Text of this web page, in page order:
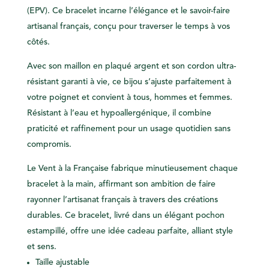
(EPV). Ce bracelet incarne l’élégance et le savoir-faire
artisanal français, conçu pour traverser le temps à vos
côtés.
Avec son maillon en plaqué argent et son cordon ultra-
résistant garanti à vie, ce bijou s’ajuste parfaitement à
votre poignet et convient à tous, hommes et femmes.
Résistant à l’eau et hypoallergénique, il combine
praticité et raffinement pour un usage quotidien sans
compromis.
Le Vent à la Française fabrique minutieusement chaque
bracelet à la main, affirmant son ambition de faire
rayonner l’artisanat français à travers des créations
durables. Ce bracelet, livré dans un élégant pochon
estampillé, offre une idée cadeau parfaite, alliant style
et sens.
Taille ajustable